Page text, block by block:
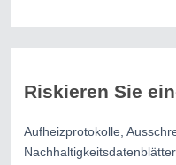
Riskieren Sie
Aufheizprotokolle,